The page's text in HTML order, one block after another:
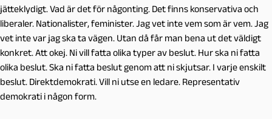
jätteklydigt. Vad är det för någonting. Det finns konservativa och
liberaler. Nationalister, feminister. Jag vet inte vem som är vem. Jag
vet inte var jag ska ta vägen. Utan då får man bena ut det väldigt
konkret. Att okej. Ni vill fatta olika typer av beslut. Hur ska ni fatta
olika beslut. Ska ni fatta beslut genom att ni skjutsar. I varje enskilt
beslut. Direktdemokrati. Vill ni utse en ledare. Representativ
demokrati i någon form.